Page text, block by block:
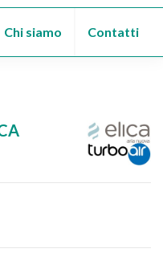
Contatti
Chi siamo